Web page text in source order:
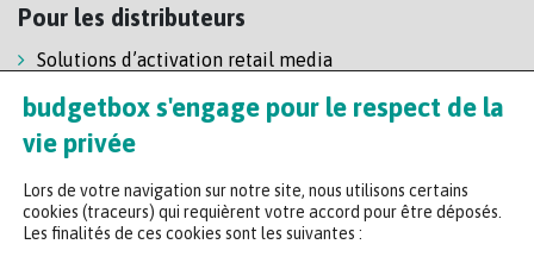
Pour les distributeurs
Solutions d’activation retail media
Solution de self-scanning
Régie enseigne
budgetbox s'engage pour le respect de la
vie privée
Lors de votre navigation sur notre site, nous utilisons certains
cookies (traceurs) qui requièrent votre accord pour être déposés.
Les finalités de ces cookies sont les suivantes :